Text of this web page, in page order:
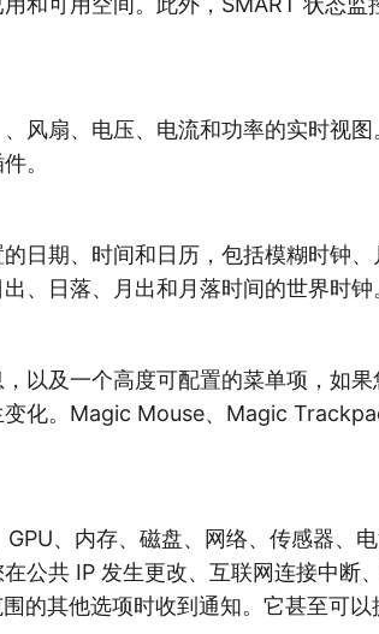
风扇、电压、电流和功率的实时视
。
日期、时间和日历，包括模糊时钟
、日落、月出和月落时间的世界时钟
以及一个高度可配置的菜单项，如
化。Magic Mouse、Magic
、内存、磁盘、网络、传感器、
公共 IP 发生更改、互联网连接中断
的其他选项时收到通知。它甚至可以